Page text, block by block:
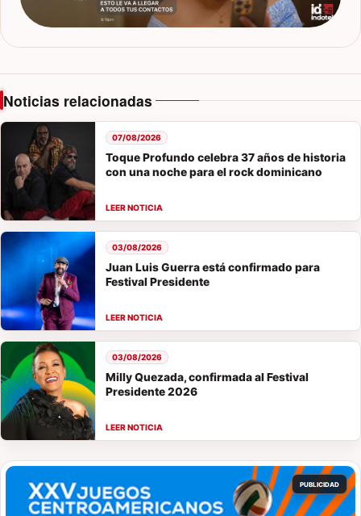
Noticias relacionadas
Toque Profundo celebra 37 años de historia
con una noche para el rock dominicano
07/08/2026
Juan Luis Guerra está confirmado para
Festival Presidente
03/08/2026
Milly Quezada, confirmada al Festival
Presidente 2026
03/08/2026